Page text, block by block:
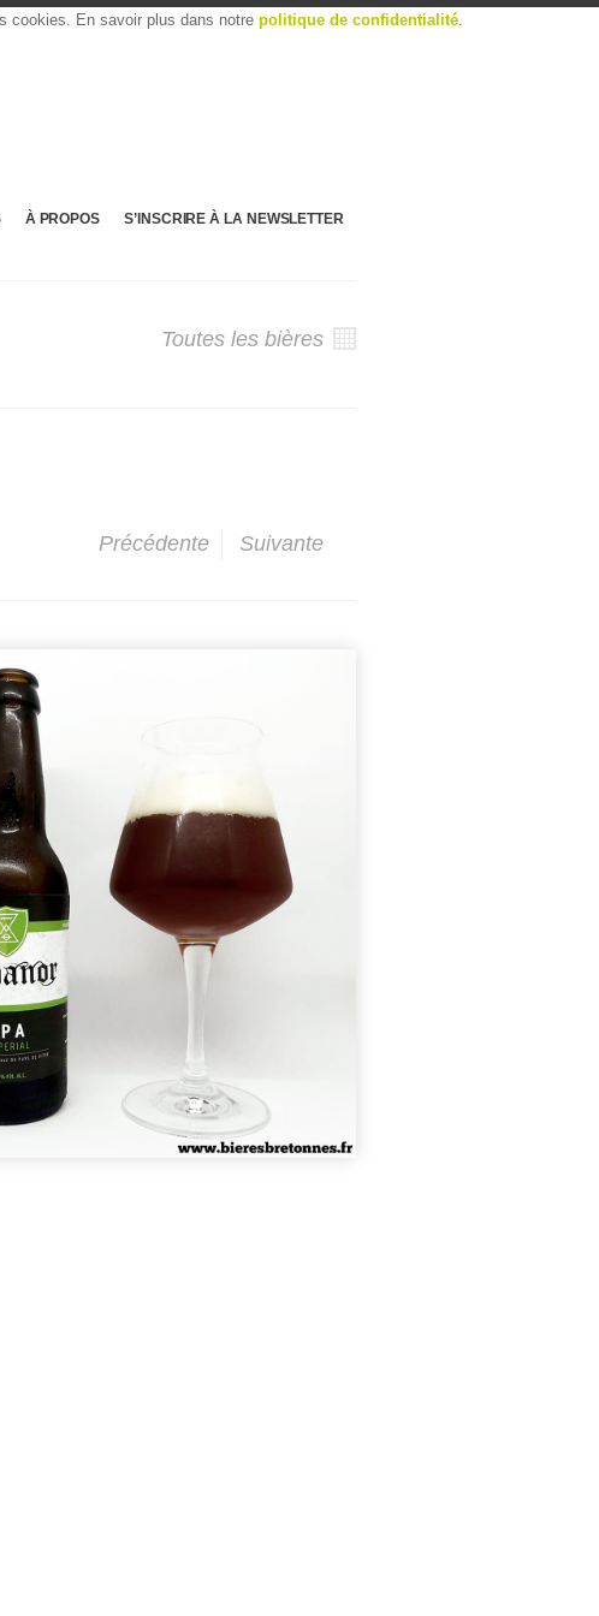
cookies. En savoir plus dans notre politique de confidentialité.
À PROPOS S’INSCRIRE À LA NEWSLETTER
Toutes les bières
Précédente Suivante